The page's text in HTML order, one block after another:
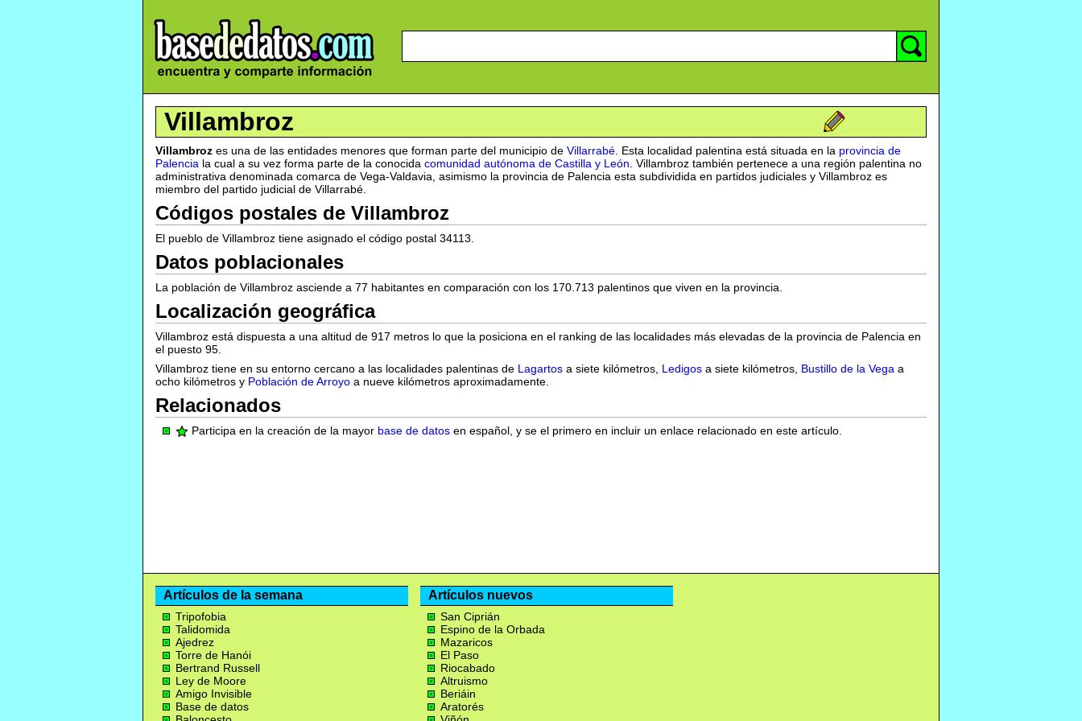
Villambroz
Villambroz es una de las entidades menores que forman parte del municipio de Villarrabé . Esta localidad palentina está situada en la provincia de
Palencia la cual a su vez forma parte de la conocida comunidad autónoma de Castilla y León . Villambroz también pertenece a una región palentina no
administrativa denominada comarca de Vega-Valdavia, asimismo la provincia de Palencia esta subdividida en partidos judiciales y Villambroz es
miembro del partido judicial de Villarrabé.
Códigos postales de Villambroz
El pueblo de Villambroz tiene asignado el código postal 34113.
Datos poblacionales
La población de Villambroz asciende a 77 habitantes en comparación con los 170.713 palentinos que viven en la provincia.
Localización geográfica
Villambroz está dispuesta a una altitud de 917 metros lo que la posiciona en el ranking de las localidades más elevadas de la provincia de Palencia en
el puesto 95.
Villambroz tiene en su entorno cercano a las localidades palentinas de Lagartos a siete kilómetros, Ledigos a siete kilómetros, Bustillo de la Vega a
ocho kilómetros y Población de Arroyo a nueve kilómetros aproximadamente.
Relacionados
Participa en la creación de la mayor base de datos en español, y se el primero en incluir un enlace relacionado en este artículo.
Artículos de la semana
Tripofobia
Talidomida
Ajedrez
Torre de Hanói
Bertrand Russell
Ley de Moore
Amigo Invisible
Base de datos
Artículos nuevos
San Ciprián
Espino de la Orbada
Mazaricos
El Paso
Riocabado
Altruismo
Beriáin
Aratorés